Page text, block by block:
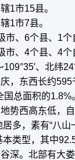
1市15县。
1市7县。
、6个县、1个
、4个县、4个
、北纬
，东西长约
总面积的1.8%
西高东低，自
多，素有“八山
类型，其中
深。北部有大